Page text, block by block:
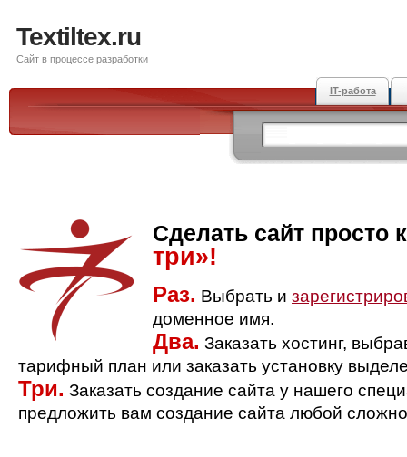
Textiltex.ru
Сайт в процессе разработки
IT-работа
Сделать сайт просто
три»!
Раз. Выбрать и
доменное имя.
Два. Заказать хостинг,
тарифный план или заказать установку
Три. Заказать создание сайта у нашего
предложить вам создание сайта любой